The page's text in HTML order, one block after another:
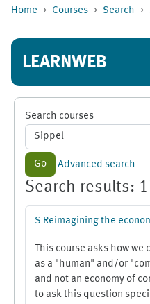
Home Courses Search
LEARNWEB
Search courses
Go Advanced search
Search results:
S Reimagining the
This course asks how
as a "human" and/or
and not an economy of
to ask this question